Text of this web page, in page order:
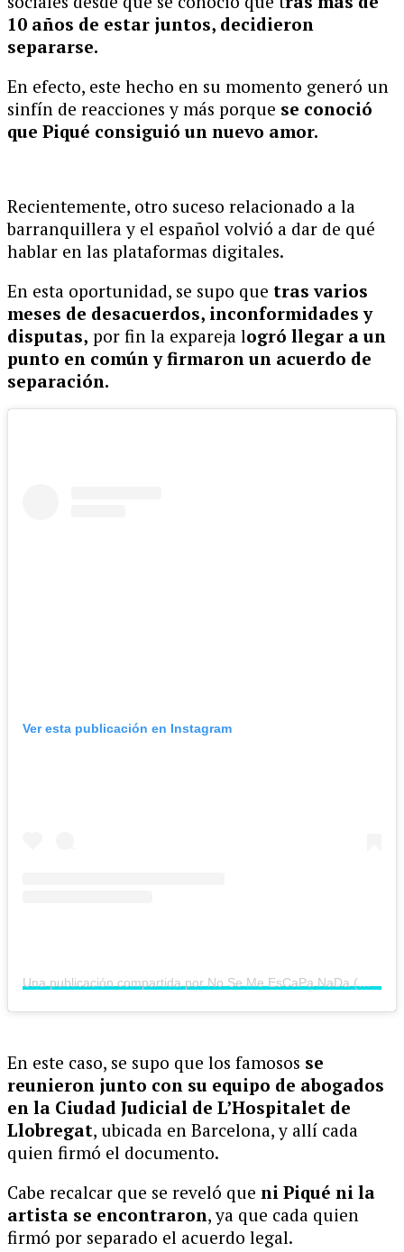
10 años de estar juntos, decidieron
separarse.
En efecto, este hecho en su momento generó un
sinfín de reacciones y más porque se conoció
que Piqué consiguió un nuevo amor.
Recientemente, otro suceso relacionado a la
barranquillera y el español volvió a dar de qué
hablar en las plataformas digitales.
En esta oportunidad, se supo que tras varios
meses de desacuerdos, inconformidades y
disputas, por fin la expareja logró llegar a un
punto en común y firmaron un acuerdo de
separación.
Ver esta publicación en Instagram
En este caso, se supo que los famosos se
reunieron junto con su equipo de abogados
en la Ciudad Judicial de L’Hospitalet de
Llobregat, ubicada en Barcelona,y allí cada
quien firmó el documento.
Cabe recalcar que se reveló que ni Piqué ni la
artista se encontraron, ya que cada quien
firmó por separado el acuerdo legal.